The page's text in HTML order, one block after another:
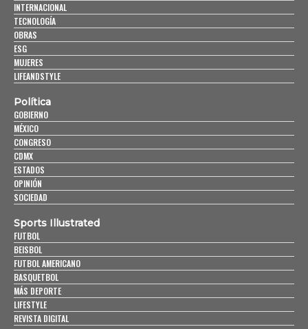
INTERNACIONAL
TECNOLOGÍA
OBRAS
ESG
MUJERES
LIFEANDSTYLE
Política
GOBIERNO
MÉXICO
CONGRESO
CDMX
ESTADOS
OPINIÓN
SOCIEDAD
Sports Illustrated
FUTBOL
BEISBOL
FUTBOL AMERICANO
BASQUETBOL
MÁS DEPORTE
LIFESTYLE
REVISTA DIGITAL